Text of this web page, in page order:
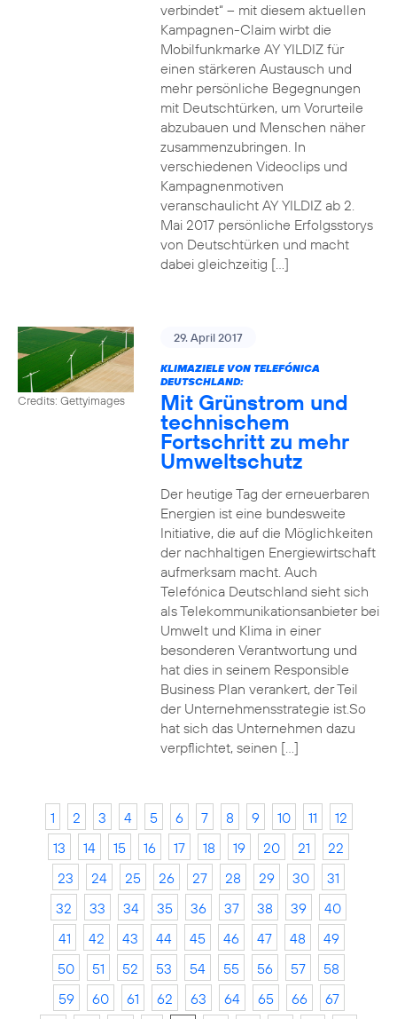
verbindet“ – mit diesem aktuellen
Kampagnen-Claim wirbt die
Mobilfunkmarke AY YILDIZ für
einen stärkeren Austausch und
mehr persönliche Begegnungen
mit Deutschtürken, um Vorurteile
abzubauen und Menschen näher
zusammenzubringen. In
verschiedenen Videoclips und
Kampagnenmotiven
veranschaulicht AY YILDIZ ab 2.
Mai 2017 persönliche Erfolgsstorys
von Deutschtürken und macht
dabei gleichzeitig […]
Credits: Gettyimages
29. April 2017
KLIMAZIELE VON TELEFÓNICA
DEUTSCHLAND:
Mit Grünstrom und
technischem
Fortschritt zu mehr
Umweltschutz
Der heutige Tag der erneuerbaren
Energien ist eine bundesweite
Initiative, die auf die Möglichkeiten
der nachhaltigen Energiewirtschaft
aufmerksam macht. Auch
Telefónica Deutschland sieht sich
als Telekommunikationsanbieter bei
Umwelt und Klima in einer
besonderen Verantwortung und
hat dies in seinem Responsible
Business Plan verankert, der Teil
der Unternehmensstrategie ist.So
hat sich das Unternehmen dazu
verpflichtet, seinen […]
1 2 3 4 5 6 7 8 9 10 11
12
13
14 15 16 17 18 19 20 21
22
23
24 25 26 27 28 29 30
31
32
33 34 35 36 37 38 39
40
41
42 43 44 45 46 47 48
49
50
51 52 53 54 55 56 57
58
59
60 61 62 63 64 65 66
67